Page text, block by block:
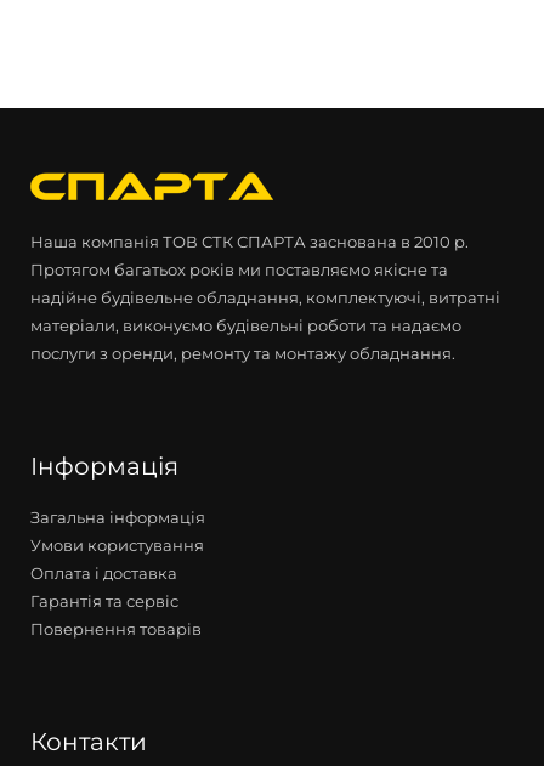
Наша компанія ТОВ СТК СПАРТА заснована в 2010 р.
Протягом багатьох років ми поставляємо якісне та
надійне будівельне обладнання, комплектуючі, витратні
матеріали, виконуємо будівельні роботи та надаємо
послуги з оренди, ремонту та монтажу обладнання.
Інформація
Загальна інформація
Умови користування
Оплата і доставка
Гарантія та сервіс
Повернення товарів
Контакти